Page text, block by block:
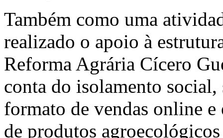
Também como uma
realizado o apoio à
Reforma Agrária Cícero
conta do isolamento
formato de vendas online
de produtos